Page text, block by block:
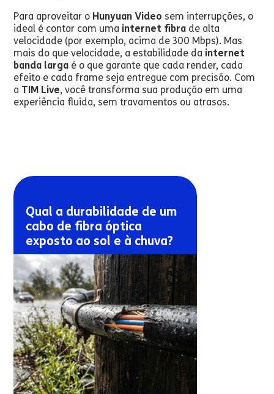
Para aproveitar o Hunyuan Video sem interrupções, o
ideal é contar com uma internet fibra de alta
velocidade (por exemplo, acima de 300 Mbps). Mas
mais do que velocidade, a estabilidade da internet
banda larga é o que garante que cada render, cada
efeito e cada frame seja entregue com precisão. Com
a TIM Live, você transforma sua produção em uma
experiência fluida, sem travamentos ou atrasos.
Qual a durabilidade de um
cabo de fibra óptica
exposto ao sol e à chuva?